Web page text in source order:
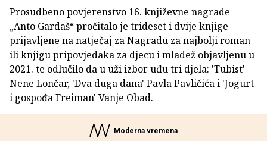
Prosudbeno povjerenstvo 16. književne nagrade
„Anto Gardaš“ pročitalo je trideset i dvije knjige
prijavljene na natječaj za Nagradu za najbolji roman
ili knjigu pripovjedaka za djecu i mladež objavljenu u
2021. te odlučilo da u uži izbor uđu tri djela: 'Tubist'
Nene Lončar, 'Dva duga dana' Pavla Pavličića i 'Jogurt
i gospođa Freiman' Vanje Obad.
Moderna vremena